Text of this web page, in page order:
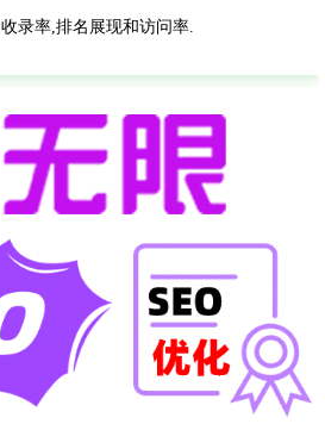
录率,排名展现和访问率.